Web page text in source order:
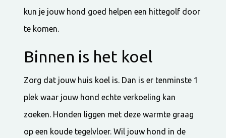
kun je jouw hond goed helpen een hittegolf door
te komen.
Binnen is het koel
Zorg dat jouw huis koel is. Dan is er tenminste 1
plek waar jouw hond echte verkoeling kan
zoeken. Honden liggen met deze warmte graag
op een koude tegelvloer. Wil jouw hond in de